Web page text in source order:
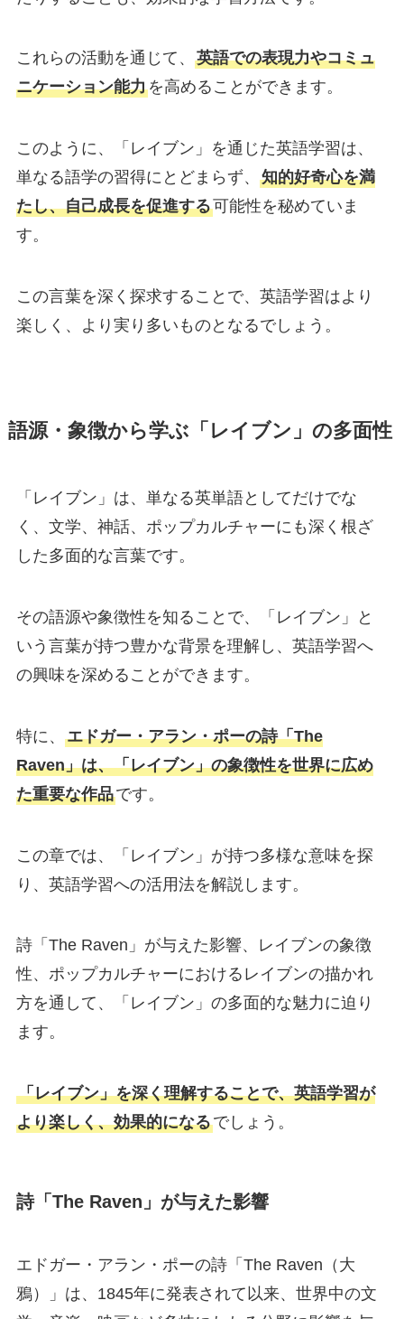
これらの活動を通じて、 英語での表現力やコミュ
ニケーション能力を高めることができます。
このように、「レイブン」を通じた英語学習は、
単なる語学の習得にとどまらず、 知的好奇心を満
たし、自己成長を促進する可能性を秘めていま
す。
この言葉を深く探求することで、英語学習はより
楽しく、より実り多いものとなるでしょう。
語源・象徴から学ぶ「レイブン」の多面性
「レイブン」は、単なる英単語としてだけでな
く、文学、神話、ポップカルチャーにも深く根ざ
した多面的な言葉です。
その語源や象徴性を知ることで、「レイブン」と
いう言葉が持つ豊かな背景を理解し、英語学習へ
の興味を深めることができます。
特に、 エドガー・アラン・ポーの詩「The
Raven」は、「レイブン」の象徴性を世界に広め
た重要な作品です。
この章では、「レイブン」が持つ多様な意味を探
り、英語学習への活用法を解説します。
詩「The Raven」が与えた影響、レイブンの象徴
性、ポップカルチャーにおけるレイブンの描かれ
方を通して、「レイブン」の多面的な魅力に迫り
ます。
「レイブン」を深く理解することで、英語学習が
より楽しく、効果的になるでしょう。
詩「The Raven」が与えた影響
エドガー・アラン・ポーの詩「The Raven（大
鴉）」は、1845年に発表されて以来、世界中の文